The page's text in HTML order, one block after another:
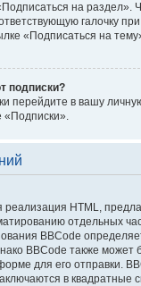
на раздел».
галочку
«Подписаться на
подписки?
перейдите в вашу
«Подписки».
реализация HTML,
отдельных
BBCode
BBCode также может
для его отправки.
в квадратные